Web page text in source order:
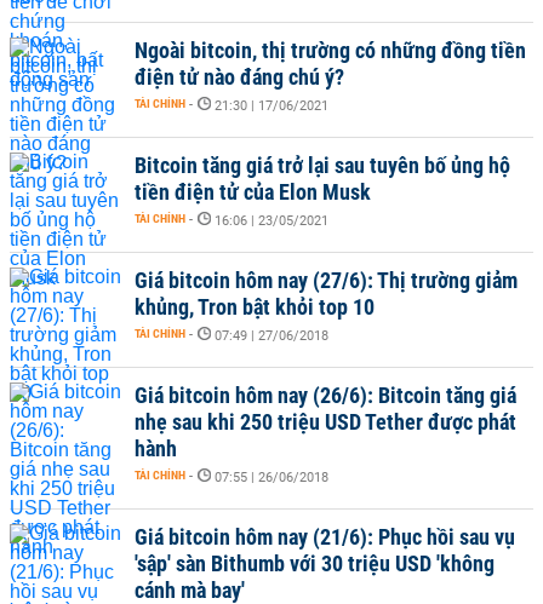
Ngoài bitcoin, thị trường có những đồng tiền
điện tử nào đáng chú ý?
TÀI CHÍNH - 21:30 | 17/06/2021
Bitcoin tăng giá trở lại sau tuyên bố ủng hộ
tiền điện tử của Elon Musk
TÀI CHÍNH - 16:06 | 23/05/2021
Giá bitcoin hôm nay (27/6): Thị trường giảm
khủng, Tron bật khỏi top 10
TÀI CHÍNH - 07:49 | 27/06/2018
Giá bitcoin hôm nay (26/6): Bitcoin tăng giá
nhẹ sau khi 250 triệu USD Tether được phát
hành
TÀI CHÍNH - 07:55 | 26/06/2018
Giá bitcoin hôm nay (21/6): Phục hồi sau vụ
'sập' sàn Bithumb với 30 triệu USD 'không
cánh mà bay'